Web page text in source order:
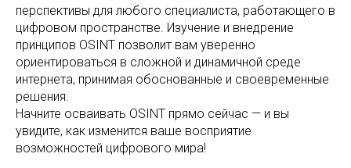
перспективы для любого специалиста, работающего в
цифровом пространстве. Изучение и внедрение
принципов OSINT позволит вам уверенно
ориентироваться в сложной и динамичной среде
интернета, принимая обоснованные и своевременные
решения.
Начните осваивать OSINT прямо сейчас — и вы
увидите, как изменится ваше восприятие
возможностей цифрового мира!